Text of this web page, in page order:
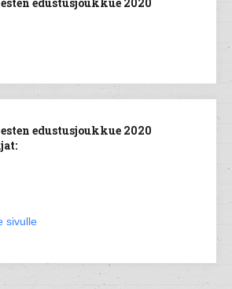
edustusjoukkue 2020
sivulle